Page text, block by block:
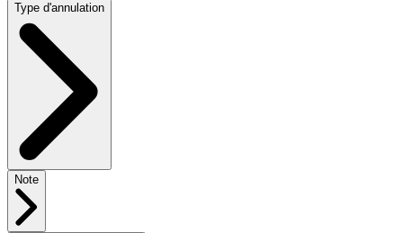
Type d'annulation
Note